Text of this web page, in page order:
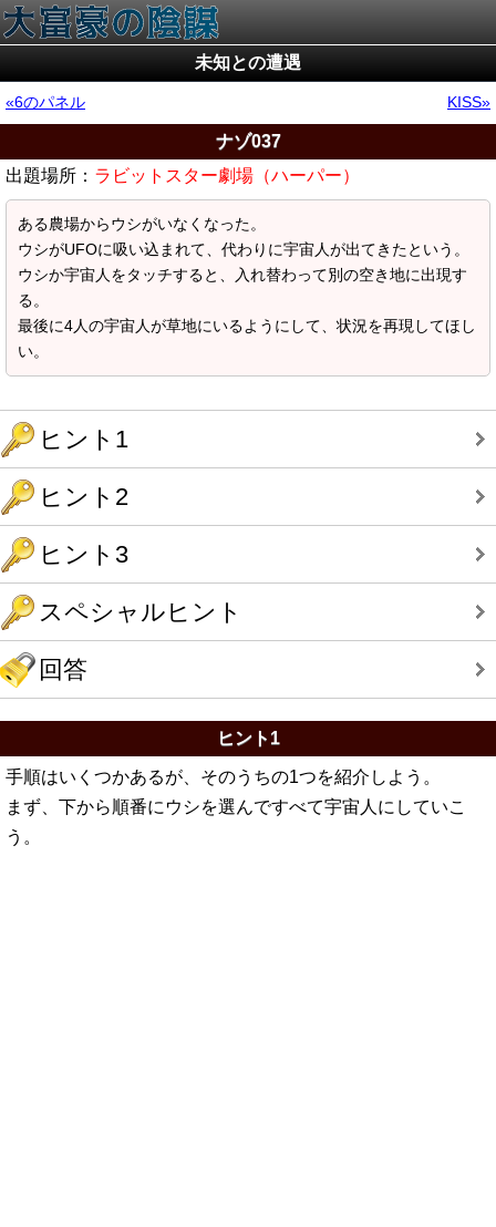
未知との遭遇
6のパネル KISS
ナゾ037
出題場所： ラビットスター劇場（ハーパー）
ある農場からウシがいなくなった。
ウシがUFOに吸い込まれて、代わりに宇宙人が出てきたという。
ウシか宇宙人をタッチすると、入れ替わって別の空き地に出現す
る。
最後に4人の宇宙人が草地にいるようにして、状況を再現してほし
い。
ヒント1
ヒント2
ヒント3
スペシャルヒント
回答
ヒント1
手順はいくつかあるが、そのうちの1つを紹介しよう。
まず、下から順番にウシを選んですべて宇宙人にしていこ
う。